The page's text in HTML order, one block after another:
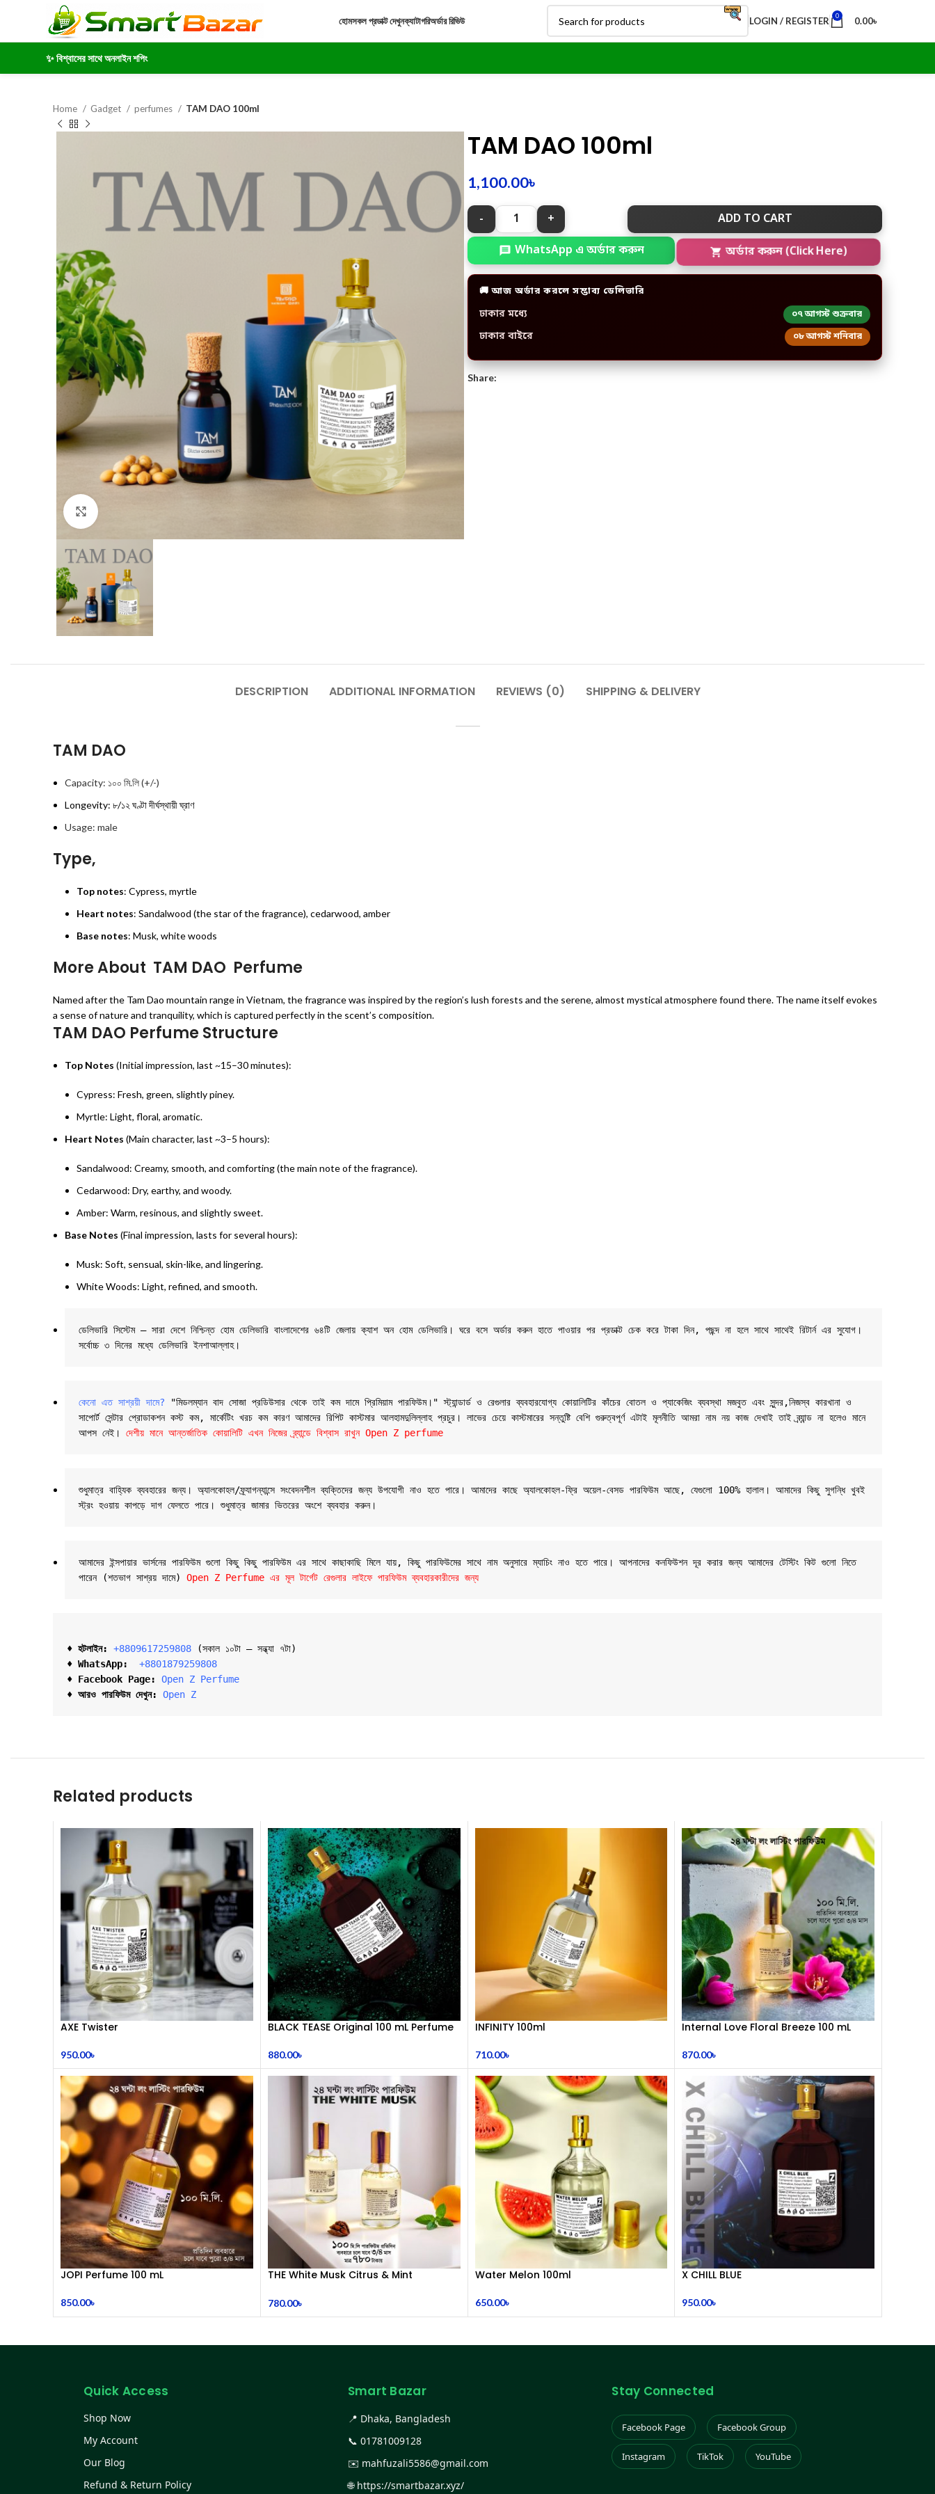
হোমসকল প্রডাক্ট দেখুনক্যাটাগরিঅর্ডার রিভিউ LOGIN / REGISTER 0 0.00৳
✨ বিশ্বাসের সাথে অনলাইন শপিং
Home Gadget perfumes TAM DAO 100ml
TAM DAO 100ml
1,100.00৳
ADD TO CART
WhatsApp এ অর্ডার করুন অর্ডার করুন (Click Here)
🚚 আজ অর্ডার করলে সম্ভাব্য ডেলিভারি
ঢাকার মধ্যে ০৭ আগস্ট শুক্রবার
ঢাকার বাইরে ০৮ আগস্ট শনিবার
Share:
DESCRIPTION ADDITIONAL INFORMATION REVIEWS (0) SHIPPING & DELIVERY
TAM DAO
Capacity: ১০০ মি.লি (+/-)
Longevity: ৮/১২ ঘণ্টা দীর্ঘস্থায়ী ঘ্রাণ
Usage: male
Type,
Top notes: Cypress, myrtle
Heart notes: Sandalwood (the star of the fragrance), cedarwood, amber
Base notes: Musk, white woods
More About TAM DAO Perfume
Named after the Tam Dao mountain range in Vietnam, the fragrance was inspired by the region’s lush forests and the serene, almost mystical atmosphere found there. The name itself evokes
a sense of nature and tranquility, which is captured perfectly in the scent’s composition.
TAM DAO Perfume Structure
Top Notes (Initial impression, last ~15–30 minutes):
Cypress: Fresh, green, slightly piney.
Myrtle: Light, floral, aromatic.
Heart Notes (Main character, last ~3–5 hours):
Sandalwood: Creamy, smooth, and comforting (the main note of the fragrance).
Cedarwood: Dry, earthy, and woody.
Amber: Warm, resinous, and slightly sweet.
Base Notes (Final impression, lasts for several hours):
Musk: Soft, sensual, skin-like, and lingering.
White Woods: Light, refined, and smooth.
ডেলিভারি সিস্টেম – সারা দেশে নিশ্চিন্ত হোম ডেলিভারি বাংলাদেশের ৬৪টি জেলায় ক্যাশ অন হোম ডেলিভারি। ঘরে বসে অর্ডার করুন হাতে পাওয়ার পর প্রডাক্ট চেক করে টাকা দিন, পছন্দ না হলে সাথে সাথেই রিটার্ন এর সুযোগ।
সর্বোচ্চ ৩ দিনের মধ্যে ডেলিভারি ইনশাআল্লাহ।
কেনো এত সাশ্রয়ী দামে? "মিডলম্যান বাদ সোজা প্রডিউসার থেকে তাই কম দামে প্রিমিয়াম পারফিউম।" স্ট্যান্ডার্ড ও রেগুলার ব্যবহারযোগ্য কোয়ালিটির কাঁচের বোতল ও প্যাকেজিং ব্যবস্থা মজবুত এবং সুন্দর,নিজস্ব কারখানা ও
সাপোর্ট সেন্টার প্রোডাকশন কস্ট কম, মার্কেটিং খরচ কম কারণ আমাদের রিপিট কাস্টমার আলহামদুলিল্লাহ প্রচুর। লাভের চেয়ে কাস্টমারের সন্তুষ্টি বেশি গুরুত্বপূর্ণ এটাই মূলনীতি আমরা নাম নয় কাজ দেখাই তাই ব্র্যান্ড না হলেও মানে
আপস নেই। দেশীয় মানে আন্তর্জাতিক কোয়ালিটি এখন নিজের ব্র্যান্ডে বিশ্বাস রাখুন Open Z perfume
শুধুমাত্র বাহ্যিক ব্যবহারের জন্য। অ্যালকোহল/ফ্র্যাগন্যান্সে সংবেদনশীল ব্যক্তিদের জন্য উপযোগী নাও হতে পারে। আমাদের কাছে অ্যালকোহল-ফ্রি অয়েল-বেসড পারফিউম আছে, যেগুলো 100% হালাল। আমাদের কিছু সুগন্ধি খুবই
স্ট্রং হওয়ায় কাপড়ে দাগ ফেলতে পারে। শুধুমাত্র জামার ভিতরের অংশে ব্যবহার করুন।
আমাদের ইন্সপায়ার ভার্সনের পারফিউম গুলো কিছু কিছু পারফিউম এর সাথে কাছাকাছি মিলে যায়, কিছু পারফিউমের সাথে নাম অনুসারে ম্যাচিং নাও হতে পারে। আপনাদের কনফিউশন দূর করার জন্য আমাদের টেস্টিং কিট গুলো নিতে
পারেন (শতভাগ সাশ্রয় দামে) Open Z Perfume এর মূল টার্গেট রেগুলার লাইফে পারফিউম ব্যবহারকারীদের জন্য
♦ হটলাইন: +8809617259808
(সকাল ১০টা – সন্ধ্যা ৭টা)
♦ WhatsApp:
+8801879259808
♦ Facebook Page:
Open Z Perfume
♦ আরও পারফিউম দেখুন:
Open Z
Related products
AXE Twister
950.00৳
BLACK TEASE Original 100 mL Perfume
880.00৳
INFINITY 100ml
710.00৳
Internal Love Floral Breeze 100 mL
870.00৳
JOPI Perfume 100 mL
850.00৳
THE White Musk Citrus & Mint
780.00৳
Water Melon 100ml
650.00৳
X CHILL BLUE
950.00৳
Quick Access
Shop Now
My Account
Our Blog
Refund & Return Policy
Smart Bazar
📍 Dhaka, Bangladesh
📞 01781009128
✉️ mahfuzali5586@gmail.com
🌐 https://smartbazar.xyz/
Stay Connected
Facebook Page Facebook Group
Instagram TikTok YouTube